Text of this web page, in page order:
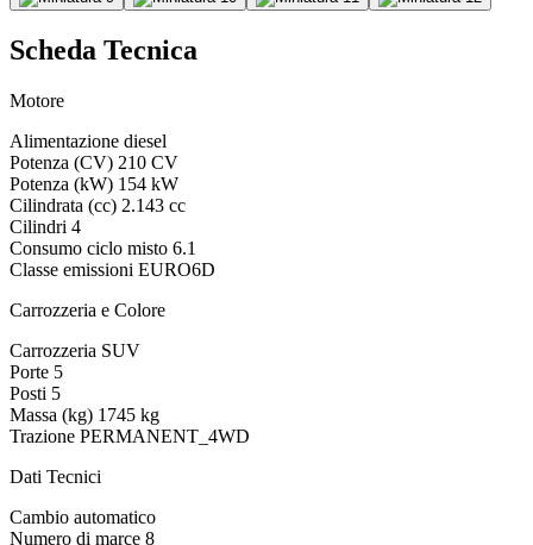
Scheda Tecnica
Motore
Alimentazione diesel
Potenza (CV) 210 CV
Potenza (kW) 154 kW
Cilindrata (cc) 2.143 cc
Cilindri 4
Consumo ciclo misto 6.1
Classe emissioni EURO6D
Carrozzeria e Colore
Carrozzeria SUV
Porte 5
Posti 5
Massa (kg) 1745 kg
Trazione PERMANENT_4WD
Dati Tecnici
Cambio automatico
Numero di marce 8